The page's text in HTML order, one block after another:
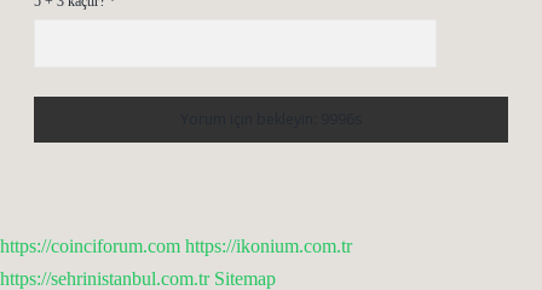
https://coinciforum.com https://ikonium.com.tr
https://sehrinistanbul.com.tr Sitemap